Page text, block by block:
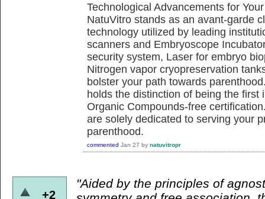
Technological Advancements for
NatuVitro stands as an avant-garde
technology utilized by leading
scanners and Embryoscope
security system, Laser for embryo
Nitrogen vapor cryopreservation
bolster your path towards
holds the distinction of being the
Organic Compounds-free
are solely dedicated to serving your
parenthood.
commented Jan 27 by natuvitropr
+2
"Aided by the principles of